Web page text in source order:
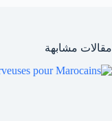
مقالات مشابهة